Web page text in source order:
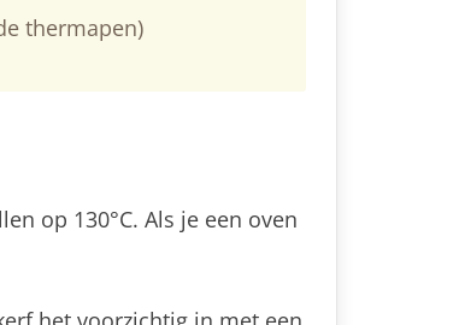
thermapen)
op 130°C. Als je een oven